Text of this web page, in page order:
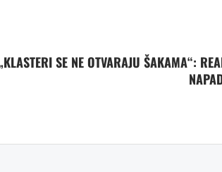
SE NE OTVARAJU ŠAKAMA“: